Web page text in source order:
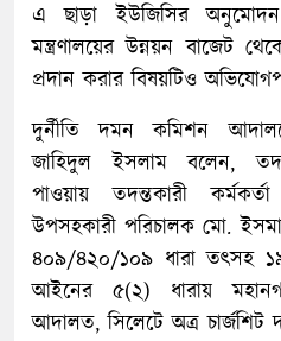
এ ছাড়া ইউজিসির অনুমোদন
মন্ত্রণালয়ের উন্নয়ন বাজেট
প্রদান করার বিষয়টিও
দুর্নীতি দমন কমিশন
জাহিদুল ইসলাম বলেন,
পাওয়ায় তদন্তকারী
উপসহকারী পরিচালক মো.
৪০৯/৪২০/১০৯ ধারা তৎসহ
আইনের ৫(২) ধারায়
আদালত, সিলেটে অত্র চার্জশিট